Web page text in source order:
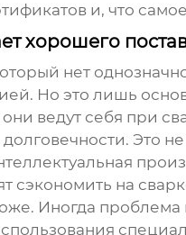
и, что
хорошего
нет
Но это лишь
они ведут себя при
Это
сэкономить на
Иногда